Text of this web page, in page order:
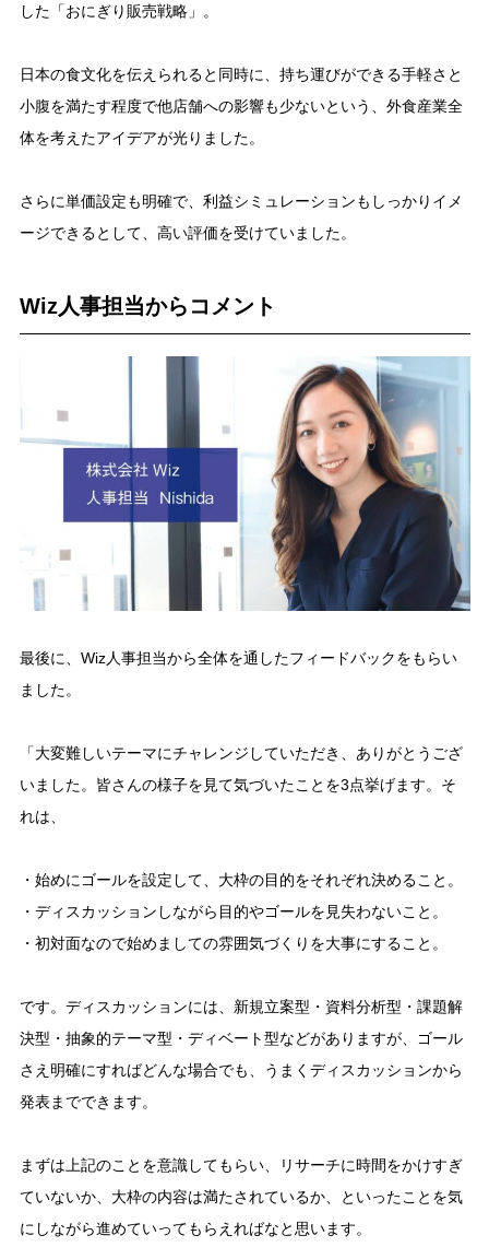
した「おにぎり販売戦略」。
日本の食文化を伝えられると同時に、持ち運びができる手軽さと
小腹を満たす程度で他店舗への影響も少ないという、外食産業全
体を考えたアイデアが光りました。
さらに単価設定も明確で、利益シミュレーションもしっかりイメ
ージできるとして、高い評価を受けていました。
Wiz人事担当からコメント
最後に、Wiz人事担当から全体を通したフィードバックをもらい
ました。
「大変難しいテーマにチャレンジしていただき、ありがとうござ
いました。皆さんの様子を見て気づいたことを3点挙げます。そ
れは、
・始めにゴールを設定して、大枠の目的をそれぞれ決めること。
・ディスカッションしながら目的やゴールを見失わないこと。
・初対面なので始めましての雰囲気づくりを大事にすること。
です。ディスカッションには、新規立案型・資料分析型・課題解
決型・抽象的テーマ型・ディベート型などがありますが、ゴール
さえ明確にすればどんな場合でも、うまくディスカッションから
発表までできます。
まずは上記のことを意識してもらい、リサーチに時間をかけすぎ
ていないか、大枠の内容は満たされているか、といったことを気
にしながら進めていってもらえればなと思います。